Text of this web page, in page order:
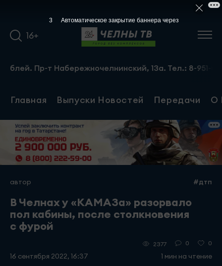
16+
т Набережночелнинский, 13а. Тел.: 8-951-064-02-12
Главная Выпуски Новостей Передачи О
автор #дтп
В Челнах у «КАМАЗа» разорвало
пол кабины, после столкновения
с фурой
16 сентября 2022, 16:37
2377 0 0
1 мин на чтение
2 Автоматическое закрытие баннера через